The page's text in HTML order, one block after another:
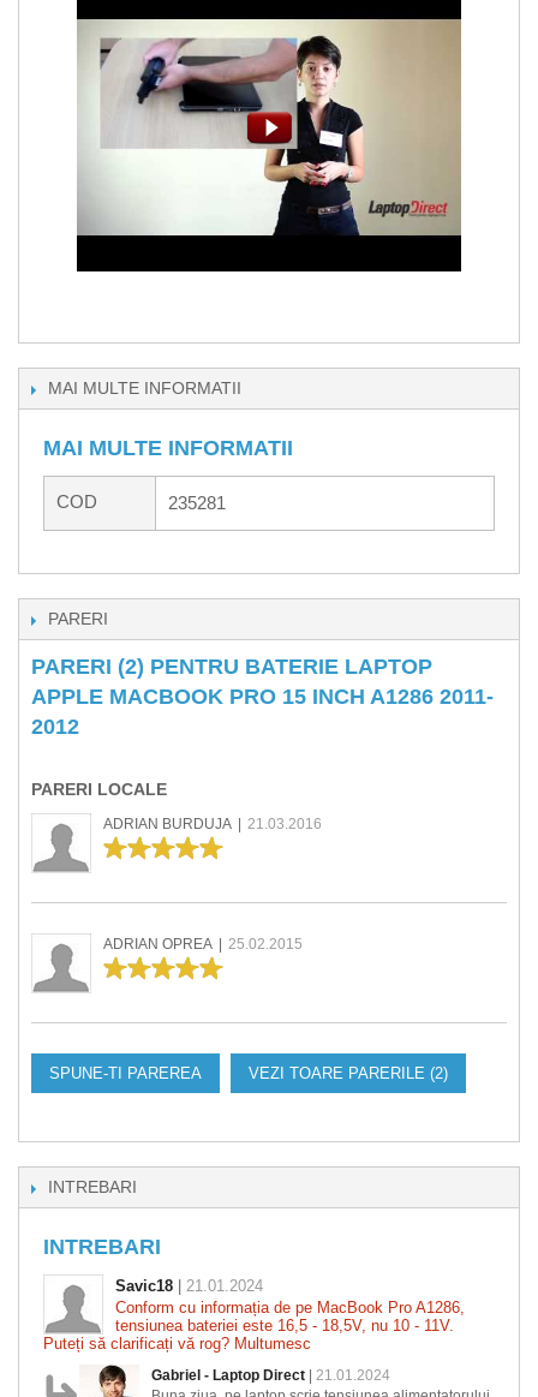
MAI MULTE INFORMATII
MAI MULTE INFORMATII
COD 235281
PARERI
PARERI (2) PENTRU BATERIE LAPTOP
APPLE MACBOOK PRO 15 INCH A1286 2011-
2012
PARERI LOCALE
ADRIAN BURDUJA 21.03.2016
ADRIAN OPREA 25.02.2015
SPUNE-TI PAREREA VEZI TOARE PARERILE (2)
INTREBARI
INTREBARI
Savic18
21.01.2024
Conform cu informația de pe MacBook Pro A1286,
tensiunea bateriei este 16,5 - 18,5V, nu 10 - 11V.
Puteți să clarificați vă rog? Multumesc
Gabriel - Laptop Direct
21.01.2024